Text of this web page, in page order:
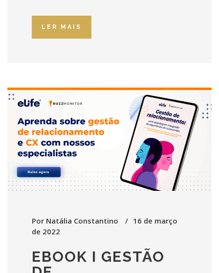
LER MAIS
Por Natália Constantino
16 de março
de 2022
EBOOK I GESTÃO